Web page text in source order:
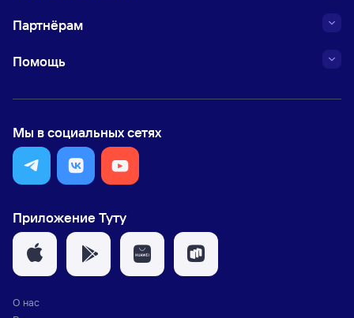
Партнёрам
Помощь
Мы в социальных сетях
Приложение Туту
О нас